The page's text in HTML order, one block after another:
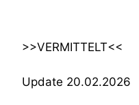
>>VERMITTELT<<
Update 20.02.2026